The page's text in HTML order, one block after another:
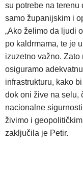
su potrebe na terenu
samo županijskim i
„Ako želimo da ljudi
po kaldrmama, te je
izuzetno važno.
osiguramo
infrastrukturu, kako
dok oni žive na selu,
nacionalne
živimo i
zaključila je Petir.